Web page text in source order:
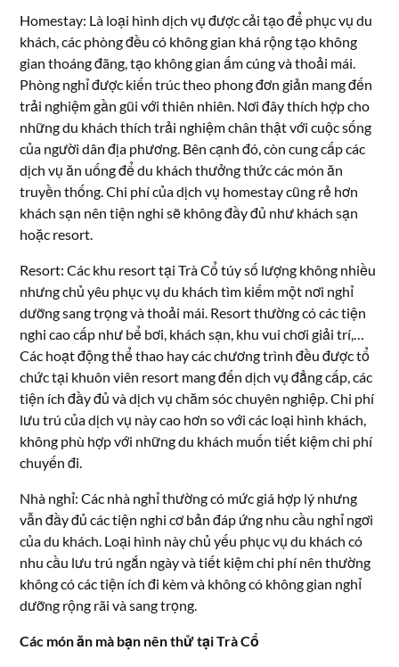
Homestay: Là loại hình dịch vụ được cải tạo để phục vụ du
khách, các phòng đều có không gian khá rộng tạo không
gian thoáng đãng, tạo không gian ấm cúng và thoải mái.
Phòng nghỉ được kiến trúc theo phong đơn giản mang đến
trải nghiệm gần gũi với thiên nhiên. Nơi đây thích hợp cho
những du khách thích trải nghiệm chân thật với cuộc sống
của người dân địa phương. Bên cạnh đó, còn cung cấp các
dịch vụ ăn uống để du khách thưởng thức các món ăn
truyền thống. Chi phí của dịch vụ homestay cũng rẻ hơn
khách sạn nên tiện nghi sẽ không đầy đủ như khách sạn
hoặc resort.
Resort: Các khu resort tại Trà Cổ túy số lượng không nhiều
nhưng chủ yêu phục vụ du khách tìm kiếm một nơi nghỉ
dưỡng sang trọng và thoải mái. Resort thường có các tiện
nghi cao cấp như bể bơi, khách sạn, khu vui chơi giải trí,…
Các hoạt động thể thao hay các chương trình đều được tổ
chức tại khuôn viên resort mang đến dịch vụ đẳng cấp, các
tiện ích đầy đủ và dịch vụ chăm sóc chuyên nghiệp. Chi phí
lưu trú của dịch vụ này cao hơn so với các loại hình khách,
không phù hợp với những du khách muốn tiết kiệm chi phí
chuyến đi.
Nhà nghỉ: Các nhà nghỉ thường có mức giá hợp lý nhưng
vẫn đầy đủ các tiện nghi cơ bản đáp ứng nhu cầu nghỉ ngơi
của du khách. Loại hình này chủ yếu phục vụ du khách có
nhu cầu lưu trú ngắn ngày và tiết kiệm chi phí nên thường
không có các tiện ích đi kèm và không có không gian nghỉ
dưỡng rộng rãi và sang trọng.
Các món ăn mà bạn nên thử tại Trà Cổ